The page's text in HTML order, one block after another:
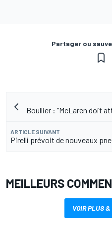
Partager ou
Boullier : "McLaren doit
ARTICLE SUIVANT
Pirelli prévoit de nouveaux
MEILLEURS
VOIR PLUS &